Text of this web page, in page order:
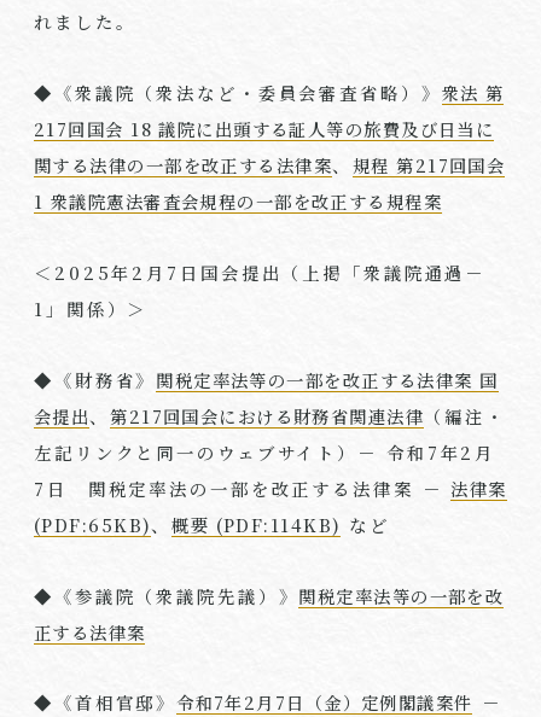
れました。
◆《衆議院（衆法など・委員会審査省略）》 衆法 第
217回国会 18 議院に出頭する証人等の旅費及び日当に
関する法律の一部を改正する法律案、 規程 第217回国会
1 衆議院憲法審査会規程の一部を改正する規程案
＜ 2025年2 月 7 日国会提出（上掲「衆議院通過－
1 」関係）＞
◆《財務省》 関税定率法等の一部を改正する法律案 国
会提出、第217回国会における財務省関連法律 （編注・
左記リンクと同一のウェブサイト）－ 令和 7年2 月
7 日 関税定率法の一部を改正する法律案 －法律案
(PDF:65KB)、概要 (PDF:114KB) など
◆《参議院（衆議院先議）》 関税定率法等の一部を改
正する法律案
◆《首相官邸》令和7年2月7日（金）定例閣議案件 －